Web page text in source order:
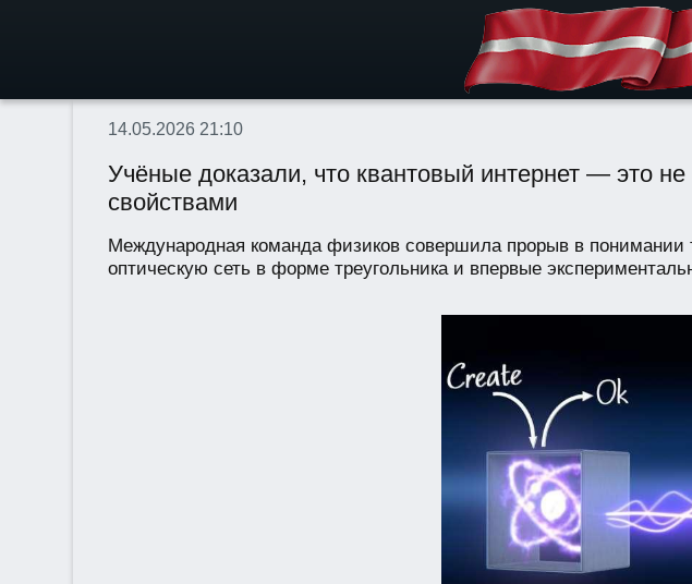
14.05.2026 21:10
Учёные доказали, что квантовый интернет — это
свойствами
Международная команда физиков совершила прорыв в понимании
оптическую сеть в форме треугольника и впервые